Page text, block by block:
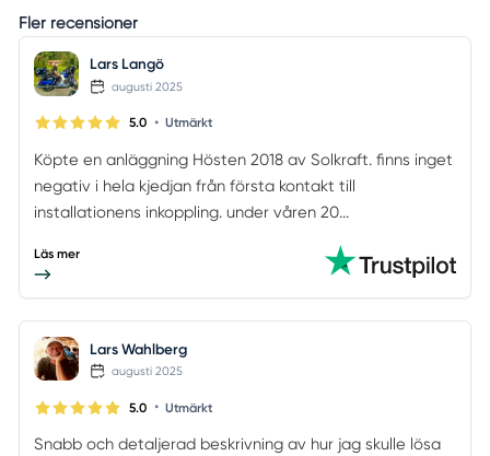
Fler recensioner
Lars Langö
augusti 2025
5.0 • Utmärkt
Köpte en anläggning Hösten 2018 av Solkraft. finns inget
negativ i hela kjedjan från första kontakt till
installationens inkoppling. under våren 20...
Läs mer
Lars Wahlberg
augusti 2025
5.0 • Utmärkt
Snabb och detaljerad beskrivning av hur jag skulle lösa